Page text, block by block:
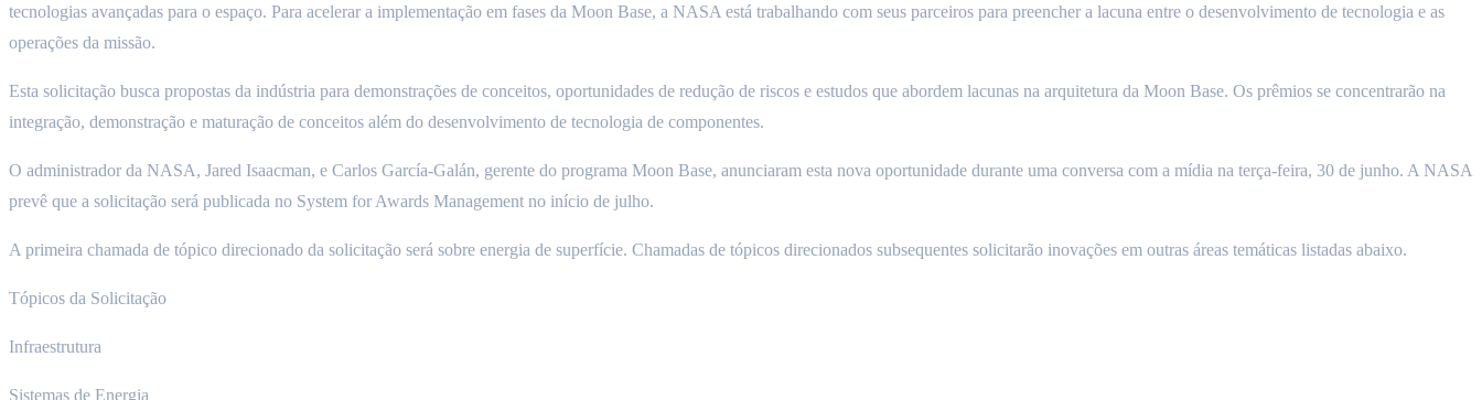
tecnologias avançadas para o espaço. Para acelerar a implementação em fases da Moon Base, a NASA está trabalhando com seus parceiros para preencher a lacuna entre o desenvolvimento de tecnologia e as
operações da missão.
Esta solicitação busca propostas da indústria para demonstrações de conceitos, oportunidades de redução de riscos e estudos que abordem lacunas na arquitetura da Moon Base. Os prêmios se concentrarão na
integração, demonstração e maturação de conceitos além do desenvolvimento de tecnologia de componentes.
O administrador da NASA, Jared Isaacman, e Carlos García-Galán, gerente do programa Moon Base, anunciaram esta nova oportunidade durante uma conversa com a mídia na terça-feira, 30 de junho. A NASA
prevê que a solicitação será publicada no System for Awards Management no início de julho.
A primeira chamada de tópico direcionado da solicitação será sobre energia de superfície. Chamadas de tópicos direcionados subsequentes solicitarão inovações em outras áreas temáticas listadas abaixo.
Tópicos da Solicitação
Infraestrutura
Sistemas de Energia